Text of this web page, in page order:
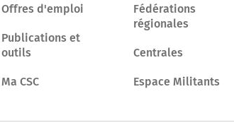
Offres d'emploi
Publications et
outils
Ma CSC
Fédérations
régionales
Centrales
Espace Militants